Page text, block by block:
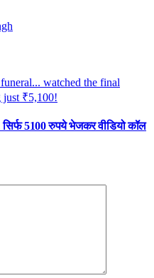
5100 रुपये भेजकर वीडियो कॉल